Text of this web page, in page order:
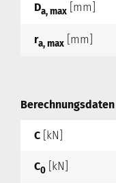
Da, max [mm]
ra, max [mm]
Berechnungsdaten
C [kN]
C0 [kN]